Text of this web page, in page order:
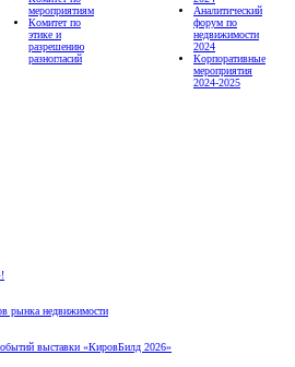
мероприятиям
Комитет по
этике и
разрешению
разногласий
Аналитический
форум по
недвижимости
2024
Корпоративные
мероприятия
2024-2025
рынка недвижимости
выставки «КировБилд 2026»